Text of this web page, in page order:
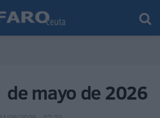
de mayo de 2026